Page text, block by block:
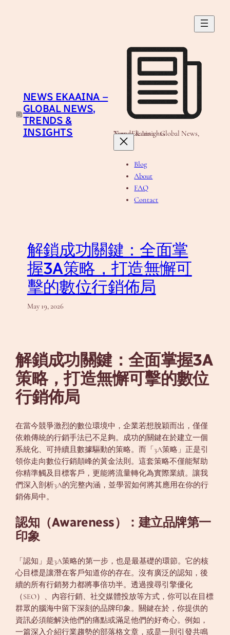
NEWS EKAAINA –
GLOBAL NEWS,
TRENDS &
INSIGHTS
News Ekaaina - Global News, Trends & Insights
Blog
About
FAQ
Contact
解鎖成功關鍵：全面掌
握3A策略，打造無懈可
擊的數位行銷佈局
May 19, 2026
解鎖成功關鍵：全面掌握3A
策略，打造無懈可擊的數位
行銷佈局
在當今競爭激烈的數位環境中，企業若想脫穎而出，僅僅
依賴傳統的行銷手法已不足夠。成功的關鍵在於建立一個
系統化、可持續且數據驅動的策略。而「3A策略」正是引
領你走向數位行銷顛峰的黃金法則。這套策略不僅能幫助
你精準觸及目標客戶，更能將流量轉化為實際業績。讓我
們深入剖析3A的完整內涵，並學習如何將其應用在你的行
銷佈局中。
認知（Awareness）：建立品牌第一
印象
「認知」是3A策略的第一步，也是最基礎的環節。它的核
心目標是讓潛在客戶知道你的存在。沒有廣泛的認知，後
續的所有行銷努力都將事倍功半。透過搜尋引擎優化
（SEO）、內容行銷、社交媒體投放等方式，你可以在目標
群眾的腦海中留下深刻的品牌印象。關鍵在於，你提供的
資訊必須能解決他們的痛點或滿足他們的好奇心。例如，
一篇深入介紹行業趨勢的部落格文章，或是一則引發共鳴